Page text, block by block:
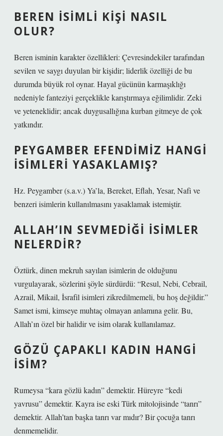
BEREN ISIMLI KIŞI NASIL
OLUR?
Beren isminin karakter özellikleri: Çevresindekiler tarafından
sevilen ve saygı duyulan bir kişidir; liderlik özelliği de bu
durumda büyük rol oynar. Hayal gücünün karmaşıklığı
nedeniyle fanteziyi gerçeklikle karıştırmaya eğilimlidir. Zeki
ve yeteneklidir; ancak duygusallığına kurban gitmeye de çok
yatkındır.
PEYGAMBER EFENDIMIZ HANGI
ISIMLERI YASAKLAMIŞ?
Hz. Peygamber (s.a.v.) Ya’la, Bereket, Eflah, Yesar, Nafi ve
benzeri isimlerin kullanılmasını yasaklamak istemiştir.
ALLAH’IN SEVMEDIĞI ISIMLER
NELERDIR?
Öztürk, dinen mekruh sayılan isimlerin de olduğunu
vurgulayarak, sözlerini şöyle sürdürdü: “Resul, Nebi, Cebrail,
Azrail, Mikail, İsrafil isimleri zikredilmemeli, bu hoş değildir.”
Samet ismi, kimseye muhtaç olmayan anlamına gelir. Bu,
Allah’ın özel bir halidir ve isim olarak kullanılamaz.
GÖZÜ ÇAPAKLI KADIN HANGI
ISIM?
Rumeysa “kara gözlü kadın” demektir. Hüreyre “kedi
yavrusu” demektir. Kayra ise eski Türk mitolojisinde “tanrı”
demektir. Allah’tan başka tanrı var mıdır? Bir çocuğa tanrı
denmemelidir.